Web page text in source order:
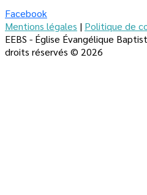
Facebook
Mentions légales | Politique de
EEBS - Église Évangélique
droits réservés © 2026